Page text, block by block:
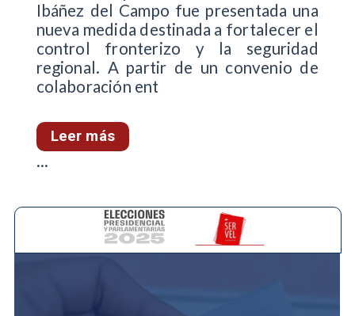
Ibáñez del Campo fue presentada una
nueva medida destinada a fortalecer el
control fronterizo y la seguridad
regional. A partir de un convenio de
colaboración ent
Leer más
...